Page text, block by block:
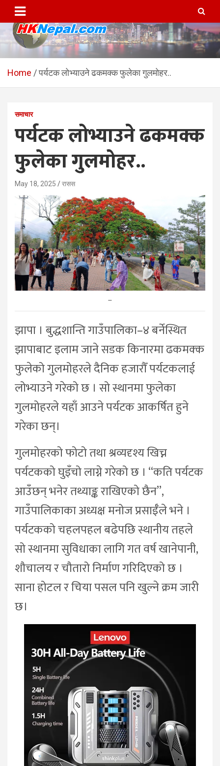
content
HKNepal.com – हङकङबाट
सञ्चालित पहिलो नेपाली अनलाईन
hknepal, hknepal.com, hk nepal, hk nepal com
Home पर्यटक लोभ्याउने ढकमक्क फुलेका गुलमोहर..
समाचार
पर्यटक लोभ्याउने ढकमक्क
फुलेका गुलमोहर..
May 18, 2025 रासस
–
झापा । बुद्धशान्ति गाउँपालिका–४ बर्नेस्थित
झापाबाट इलाम जाने सडक किनारमा ढकमक्क
फुलेको गुलमोहरले दैनिक हजारौँ पर्यटकलाई
लोभ्याउने गरेको छ । सो स्थानमा फुलेका
गुलमोहरले यहाँ आउने पर्यटक आकर्षित हुने
गरेका छन्।
गुलमोहरको फोटो तथा श्रव्यदृश्य खिच्न
पर्यटकको घुइँचो लाग्ने गरेको छ । “कति पर्यटक
आउँछन् भनेर तथ्याङ्क राखिएको छैन”,
गाउँपालिकाका अध्यक्ष मनोज प्रसाईँले भने ।
पर्यटकको चहलपहल बढेपछि स्थानीय तहले
सो स्थानमा सुविधाका लागि गत वर्ष खानेपानी,
शौचालय र चौतारो निर्माण गरिदिएको छ ।
साना होटल र चिया पसल पनि खुल्ने क्रम जारी
छ।